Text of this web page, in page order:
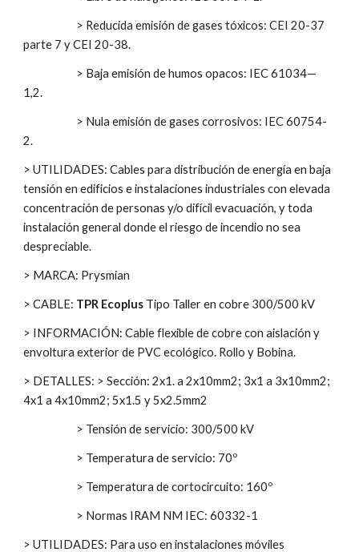
> Reducida emisión de gases tóxicos: CEI 20-37
parte 7 y CEI 20-38.
> Baja emisión de humos opacos: IEC 61034—
1,2.
> Nula emisión de gases corrosivos: IEC 60754-
2.
> UTILIDADES: Cables para distribución de energía en baja
tensión en edificios e instalaciones industriales con elevada
concentración de personas y/o difícil evacuación, y toda
instalación general donde el riesgo de incendio no sea
despreciable.
> MARCA: Prysmian
> CABLE: TPR Ecoplus Tipo Taller en cobre 300/500 kV
> INFORMACIÓN: Cable flexible de cobre con aislación y
envoltura exterior de PVC ecológico. Rollo y Bobina.
> DETALLES: > Sección: 2x1. a 2x10mm2; 3x1 a 3x10mm2;
4x1 a 4x10mm2; 5x1.5 y 5x2.5mm2
> Tensión de servicio: 300/500 kV
> Temperatura de servicio: 70º
> Temperatura de cortocircuito: 160º
> Normas IRAM NM IEC: 60332-1
> UTILIDADES: Para uso en instalaciones móviles